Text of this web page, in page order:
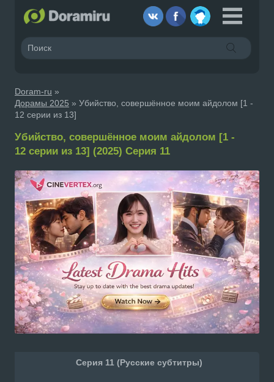
Doram-ru »
Дорамы 2025 » Убийство, совершённое моим айдолом [1 -
12 серии из 13]
Убийство, совершённое моим айдолом [1 -
12 серии из 13] (2025) Серия 11
Серия 11 (Русские субтитры)